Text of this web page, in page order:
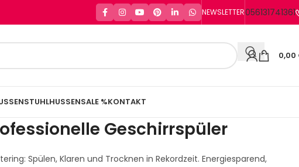
NEWSLETTER056131741361
0,00
STUHLHUSSENSALE %KONTAKT
Geschirrspüler
Spülen, Klaren und Trocknen in Rekordzeit. Energiesparend,